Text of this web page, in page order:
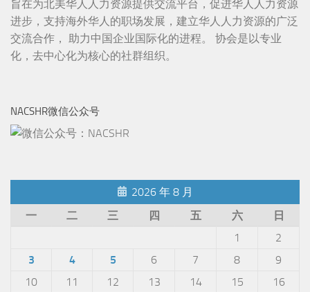
旨在为北美华人人力资源提供交流平台，促进华人人力资源
进步，支持海外华人的职场发展，建立华人人力资源的广泛
交流合作， 助力中国企业国际化的进程。 协会是以专业
化，去中心化为核心的社群组织。
NACSHR微信公众号
2026 年 8 月
一
二 三 四 五 六
日
1
2
3
4 5 6 7 8
9
10
11 12 13 14 15
16